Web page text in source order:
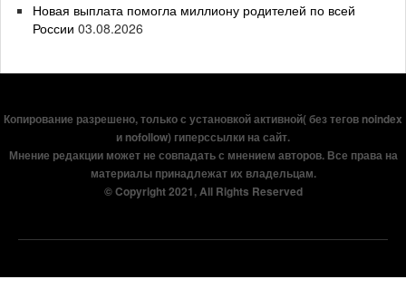
Новая выплата помогла миллиону родителей по всей
России 03.08.2026
Копирование разрешено, только с установкой активной( без тегов noindex
и nofollow) гиперссылки на сайт.
Мнение редакции может не совпадать с мнением авторов. Все права на
материалы принадлежат их владельцам.
© Copyright 2021, All Rights Reserved